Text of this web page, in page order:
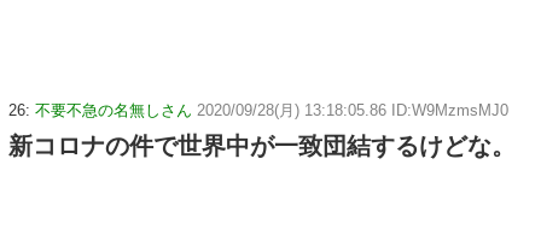
26: 不要不急の名無しさん 2020/09/28(月) 13:18:05.86 ID:W9MzmsMJ0
新コロナの件で世界中が一致団結するけどな。